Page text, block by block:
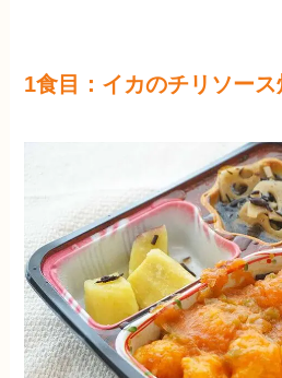
1食目：イカのチリソース